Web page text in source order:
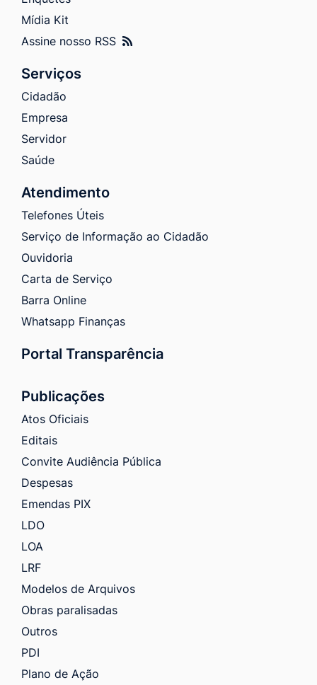
Mídia Kit
Assine nosso RSS
Serviços
Cidadão
Empresa
Servidor
Saúde
Atendimento
Telefones Úteis
Serviço de Informação ao Cidadão
Ouvidoria
Carta de Serviço
Barra Online
Whatsapp Finanças
Portal Transparência
Publicações
Atos Oficiais
Editais
Convite Audiência Pública
Despesas
Emendas PIX
LDO
LOA
LRF
Modelos de Arquivos
Obras paralisadas
Outros
PDI
Plano de Ação